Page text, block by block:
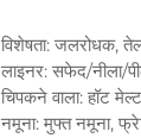
विशेषता: जलरोधक,
लाइनर: सफेद/नीला/
चिपकने वाला: हॉट
नमूना: मुफ्त नमूना,